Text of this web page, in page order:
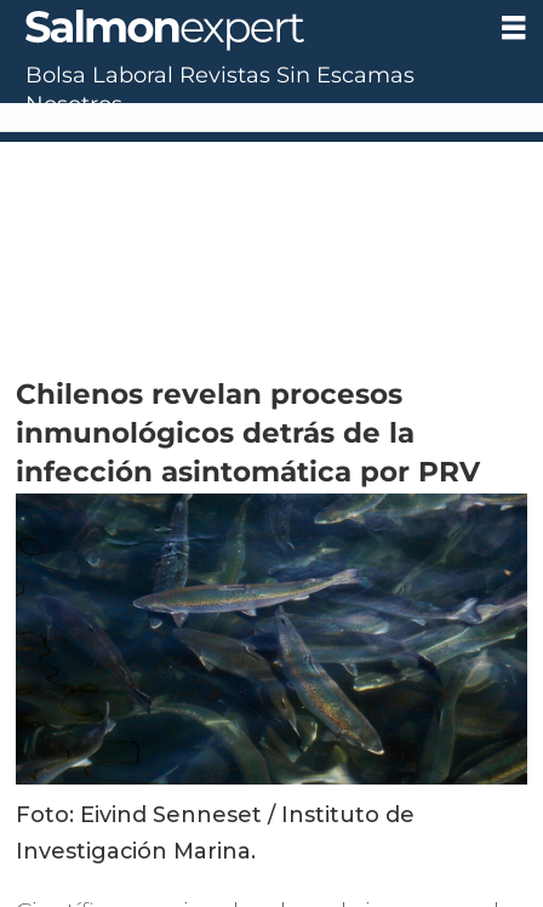
Chilenos revelan procesos
inmunológicos detrás de la
infección asintomática por PRV
Foto: Eivind Senneset / Instituto de
Investigación Marina.
Bolsa Laboral Revistas Sin Escamas
Nosotros